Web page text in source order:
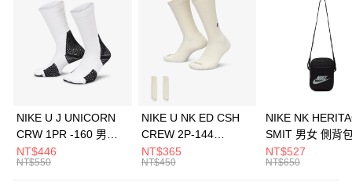
3 期 0 利率 每期 21家銀行
合作金庫商業銀行
第一商業銀行
華南商業銀行
彰化商業銀行
上海商業儲蓄銀行
元大商業銀行
Apple Pay
全盈+PAY
AFTEE先享後付
NIKE U J UNICORN
CRW 1PR -160 男女
中統襪 FZ3393100
NT$446
NT$550
NIKE U NK ED CSH
CREW 2P-144
EMBRDY 男女 短統襪
FZ3073133
NT$365
NT$450
NIKE NK
SMIT 男女 側背
BA5871010
NT$527
NT$650